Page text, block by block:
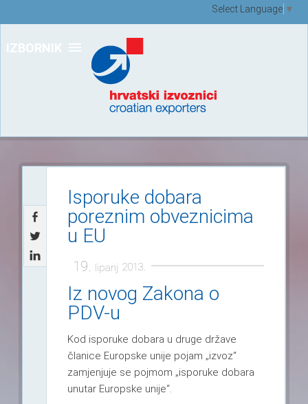
IZBORNIK
Select Language ▼
Isporuke dobara
poreznim obveznicima
u EU
19. lipanj 2013.
Iz novog Zakona o
PDV-u
Kod isporuke dobara u druge države
članice Europske unije pojam „izvoz“
zamjenjuje se pojmom „isporuke dobara
unutar Europske unije“.